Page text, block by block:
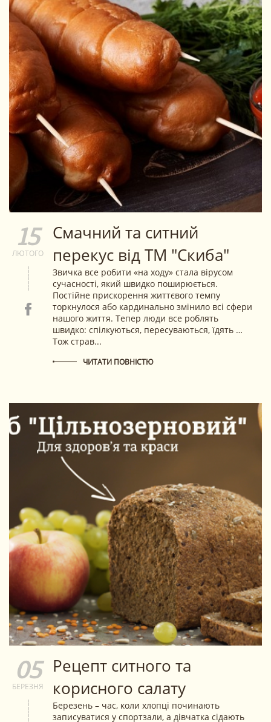
15
ЛЮТОГО
Смачний та ситний
перекус від ТМ "Скиба"
Звичка все робити «на ходу» стала вірусом
сучасності, який швидко поширюється.
Постійне прискорення життєвого темпу
торкнулося або кардинально змінило всі сфери
нашого життя. Тепер люди все роблять
швидко: спілкуються, пересуваються, їдять …
Тож страв...
ЧИТАТИ ПОВНІСТЮ
05
БЕРЕЗНЯ
Рецепт ситного та
корисного салату
Березень – час, коли хлопці починають
записуватися у спортзали, а дівчатка сідають